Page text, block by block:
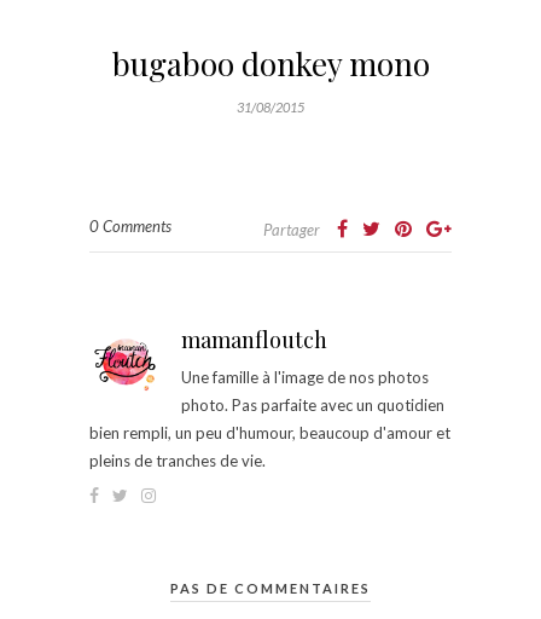
bugaboo donkey mono
31/08/2015
0 Comments Partager
mamanfloutch
Une famille à l'image de nos photos
photo. Pas parfaite avec un quotidien
bien rempli, un peu d'humour, beaucoup d'amour et
pleins de tranches de vie.
PAS DE COMMENTAIRES